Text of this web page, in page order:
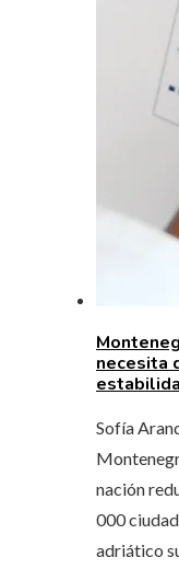
necesita
Sofía
nación
000
adriático